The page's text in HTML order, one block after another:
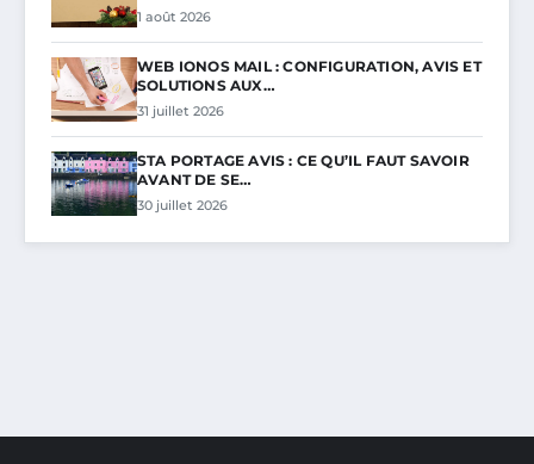
1 août 2026
WEB IONOS MAIL : CONFIGURATION, AVIS ET
SOLUTIONS AUX…
31 juillet 2026
STA PORTAGE AVIS : CE QU’IL FAUT SAVOIR
AVANT DE SE…
30 juillet 2026